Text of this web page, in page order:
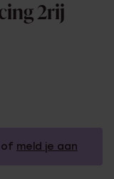
2rij
of meld je aan